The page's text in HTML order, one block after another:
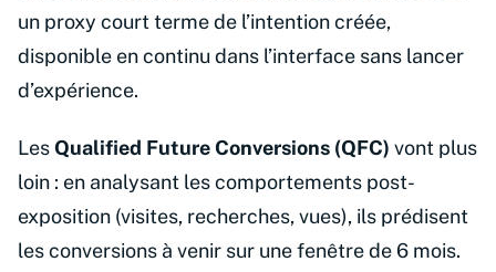
un proxy court terme de l’intention créée,
disponible en continu dans l’interface sans lancer
d’expérience.
LesQualified Future Conversions (QFC) vont plus
loin : en analysant les comportements post-
exposition (visites, recherches, vues), ils prédisent
les conversions à venir sur une fenêtre de 6 mois.